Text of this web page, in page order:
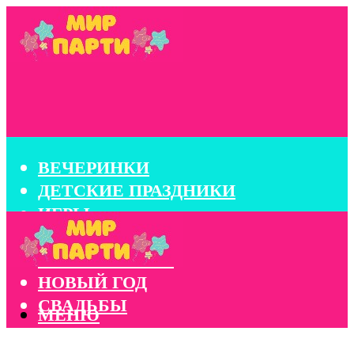
ВЕЧЕРИНКИ
ДЕТСКИЕ ПРАЗДНИКИ
ИГРЫ
КОНКУРСЫ
КОРПОРАТИВЫ
НОВЫЙ ГОД
СВАДЬБЫ
МЕНЮ